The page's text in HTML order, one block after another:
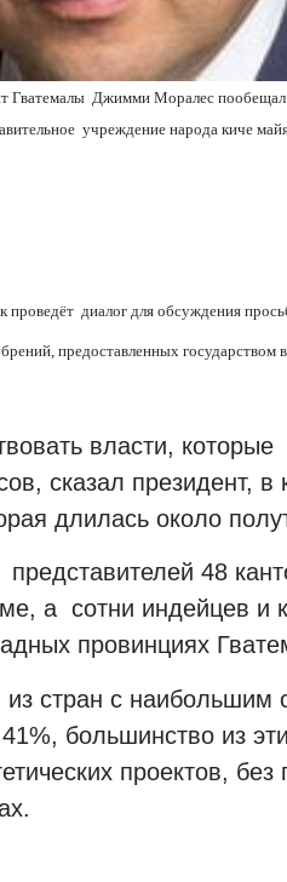
Гватемалы Джимми Моралес пообещал
учреждение народа киче
диалог для обсуждения
предоставленных государством
власти,
сказал президент, в
длилась около
48
а сотни индейцев и
провинциях
из стран с
большинство из
проектов, без